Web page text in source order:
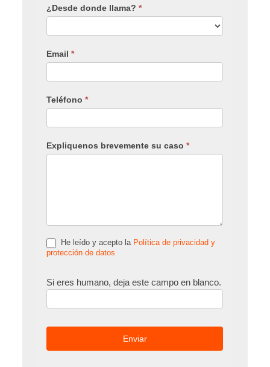
¿Desde donde llama?*
Email*
Teléfono*
Expliquenos brevemente su caso*
He leído y acepto la Política de privacidad y
protección de datos
Si eres humano, deja este campo en blanco.